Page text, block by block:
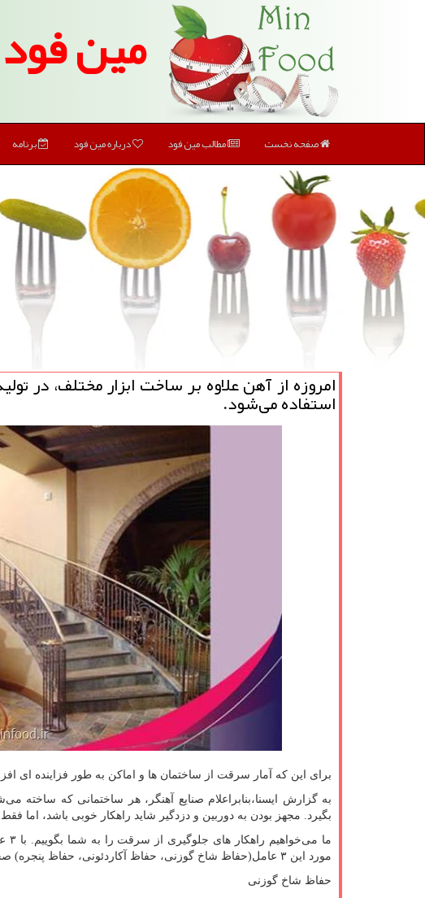
مین فود
صفحه نخست مطالب مین فود درباره مین فود برنامه
امروزه از آهن علاوه بر ساخت ابزار مختلف، در
استفاده می‌شود.
برای این که آمار سرقت از ساختمان ها و اماکن به طور فزاینده ای
به گزارش ایسنا،بنابراعلام صنایع آهنگر، هر ساختمانی که ساخته
بگیرد. مجهز بودن به دوربین و دزدگیر شاید راهکار خوبی باشد، اما فقط
مورد این ۳ عامل(حفاظ شاخ گوزنی، حفاظ آکاردئونی، حفاظ پنجره) صحبت کنیم.
حفاظ شاخ گوزنی